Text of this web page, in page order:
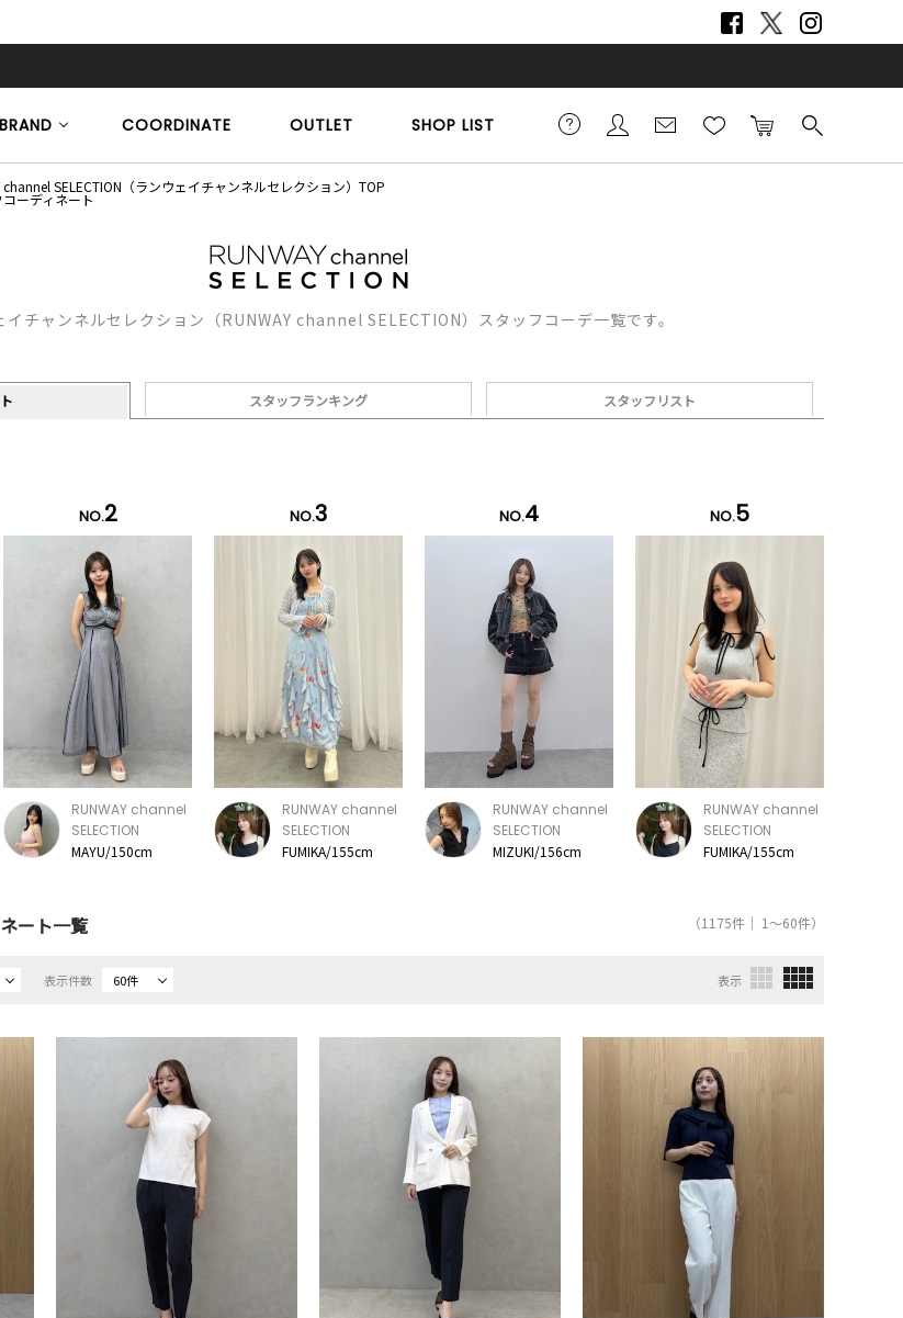
BRAND COORDINATE OUTLET SHOP LIST
channel SELECTION（ランウェイチャンネルセレクション）TOP
ーディネート
イチャンネルセレクション（RUNWAY channel SELECTION）スタッフコーデ一覧です。
スタッフランキング スタッフリスト
NO.2
RUNWAY channel
SELECTION
MAYU/150cm
NO.3
RUNWAY channel
SELECTION
FUMIKA/155cm
NO.4
RUNWAY channel
SELECTION
MIZUKI/156cm
NO.5
RUNWAY channel
SELECTION
FUMIKA/155cm
ート一覧 （1175件｜ 1～60件）
表示件数 60件 表示